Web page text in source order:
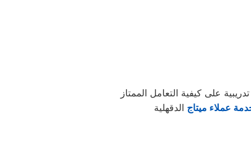
على كيفية التعامل الممتاز
عملاء ميتاج الدقهلية